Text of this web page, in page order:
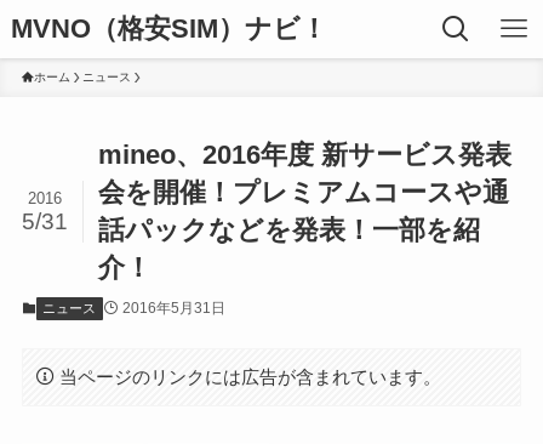
MVNO（格安SIM）ナビ！
ホーム ニュース
mineo、2016年度 新サービス発表
会を開催！プレミアムコースや通
話パックなどを発表！一部を紹
介！
2016
5/31
ニュース 2016年5月31日
当ページのリンクには広告が含まれています。